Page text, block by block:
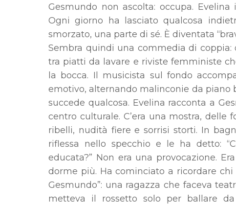
Gesmundo non ascolta: occupa.
Ogni giorno ha lasciato qualcosa
smorzato, una parte di sé. È diventata
Sembra quindi una commedia di coppia:
tra piatti da lavare e riviste femministe
la bocca. Il musicista sul fondo
emotivo, alternando malinconie da piano
succede qualcosa. Evelina racconta a
centro culturale. C’era una mostra, delle
ribelli, nudità fiere e sorrisi storti. In
riflessa nello specchio e le ha detto:
educata?” Non era una provocazione.
dorme più. Ha cominciato a ricordare
Gesmundo”: una ragazza che faceva
metteva il rossetto solo per ballare